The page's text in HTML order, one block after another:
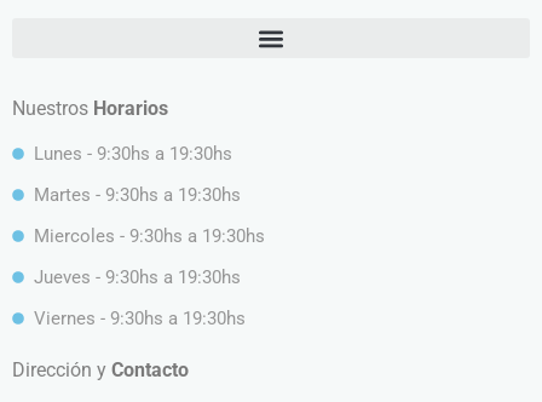
Nuestros Horarios
Lunes - 9:30hs a 19:30hs
Martes - 9:30hs a 19:30hs
Miercoles - 9:30hs a 19:30hs
Jueves - 9:30hs a 19:30hs
Viernes - 9:30hs a 19:30hs
Dirección y Contacto